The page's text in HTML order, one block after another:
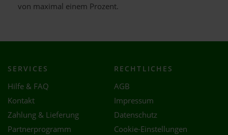
von maximal einem Prozent.
SERVICES
Hilfe & FAQ
Kontakt
Zahlung & Lieferung
Partnerprogramm
RECHTLICHES
AGB
Impressum
Datenschutz
Cookie-Einstellungen